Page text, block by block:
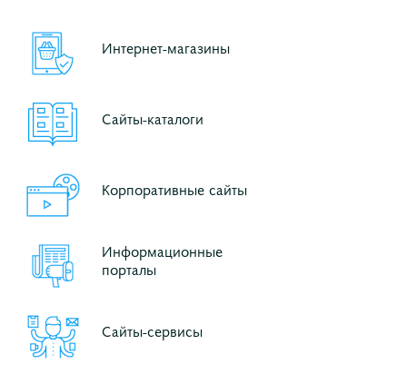
Интернет-магазины
Сайты-каталоги
Корпоративные сайты
Информационные
порталы
Сайты-сервисы